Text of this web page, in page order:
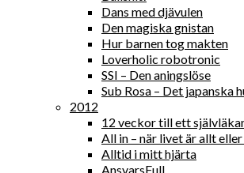
Dans med djävulen
Den magiska gnistan
Hur barnen tog makten
Loverholic robotronic
SSI – Den aningslöse
Sub Rosa – Det japanska
2012
12 veckor till ett
All in – när livet är allt
Alltid i mitt hjärta
AnsvarsFull